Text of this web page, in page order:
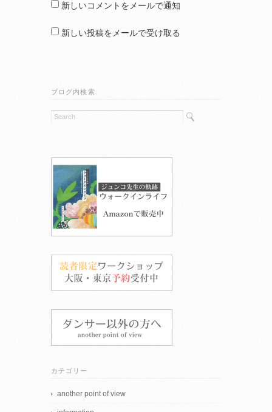
新しいコメントをメールで通知
新しい投稿をメールで受け取る
ブログ内検索
カテゴリー
another point of view